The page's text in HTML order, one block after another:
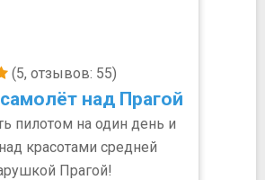
(5, отзывов: 55)
над Прагой
пилотом на один день и
красотами средней
Прагой!